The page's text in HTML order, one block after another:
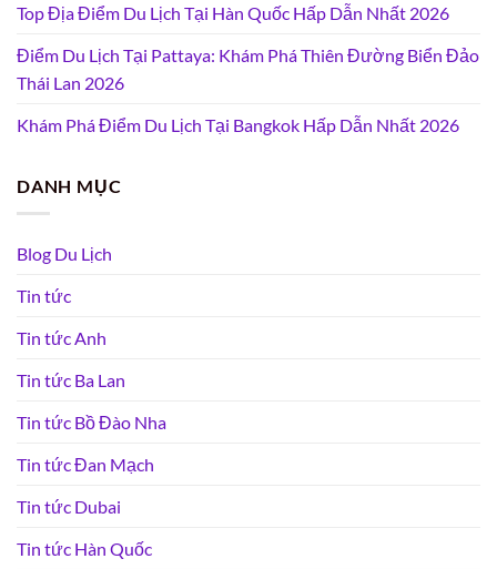
Top Địa Điểm Du Lịch Tại Hàn Quốc Hấp Dẫn Nhất 2026
Điểm Du Lịch Tại Pattaya: Khám Phá Thiên Đường Biển Đảo
Thái Lan 2026
Khám Phá Điểm Du Lịch Tại Bangkok Hấp Dẫn Nhất 2026
DANH MỤC
Blog Du Lịch
Tin tức
Tin tức Anh
Tin tức Ba Lan
Tin tức Bồ Đào Nha
Tin tức Đan Mạch
Tin tức Dubai
Tin tức Hàn Quốc